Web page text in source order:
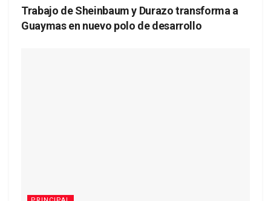
Trabajo de Sheinbaum y Durazo transforma a
Guaymas en nuevo polo de desarrollo